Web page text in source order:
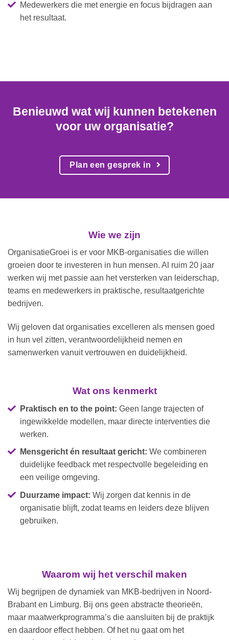
Medewerkers die met energie en focus bijdragen aan
het resultaat.
Benieuwd wat wij kunnen betekenen
voor uw organisatie?
Plan een gesprek in
Wie we zijn
OrganisatieGroei is er voor MKB-organisaties die willen
groeien door te investeren in hun mensen. Al ruim 20 jaar
werken wij met passie aan het versterken van leiderschap,
teams en medewerkers in praktische, resultaatgerichte
bedrijven.
Wij geloven dat organisaties excelleren als mensen goed
in hun vel zitten, verantwoordelijkheid nemen en
samenwerken vanuit vertrouwen en duidelijkheid.
Wat ons kenmerkt
Praktisch en to the point: Geen lange trajecten of
ingewikkelde modellen, maar directe interventies die
werken.
Mensgericht én resultaat gericht: We combineren
duidelijke feedback met respectvolle begeleiding en
een veilige omgeving.
Duurzame impact: Wij zorgen dat kennis in de
organisatie blijft, zodat teams en leiders deze blijven
gebruiken.
Waarom wij het verschil maken
Wij begrijpen de dynamiek van MKB-bedrijven in Noord-
Brabant en Limburg. Bij ons geen abstracte theorieën,
maar maatwerkprogramma’s die aansluiten bij de praktijk
en daardoor effect hebben. Of het nu gaat om het